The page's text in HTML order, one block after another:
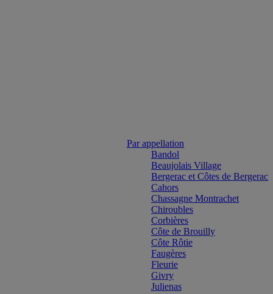
Par appellation
Bandol
Beaujolais Village
Bergerac et Côtes de Bergerac
Cahors
Chassagne Montrachet
Chiroubles
Corbières
Côte de Brouilly
Côte Rôtie
Faugères
Fleurie
Givry
Julienas